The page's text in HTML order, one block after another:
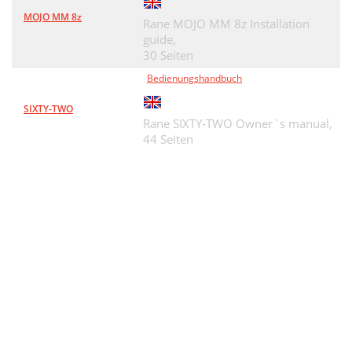
MOJO MM 8z
Rane MOJO MM 8z Installation
guide,
30 Seiten
SIXTY-TWO
Bedienungshandbuch
Rane SIXTY-TWO Owner`s manual,
44 Seiten